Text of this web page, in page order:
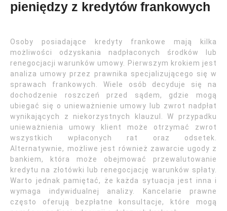
pieniędzy z kredytów frankowych
Osoby posiadające kredyty frankowe mają kilka
możliwości odzyskania nadpłaconych środków lub
renegocjacji warunków umowy. Pierwszym krokiem jest
analiza umowy przez prawnika specjalizującego się w
sprawach frankowych. Wiele osób decyduje się na
dochodzenie roszczeń przed sądem, gdzie mogą
ubiegać się o unieważnienie umowy lub zwrot nadpłat
wynikających z niekorzystnych klauzul. W przypadku
unieważnienia umowy klient może otrzymać zwrot
wszystkich wpłaconych rat oraz odsetek.
Alternatywnie, możliwe jest również zawarcie ugody z
bankiem, która może obejmować przewalutowanie
kredytu na złotówki lub renegocjację warunków spłaty.
Warto jednak pamiętać, że każda sytuacja jest inna i
wymaga indywidualnej analizy. Kancelarie prawne
często oferują bezpłatne konsultacje, które mogą